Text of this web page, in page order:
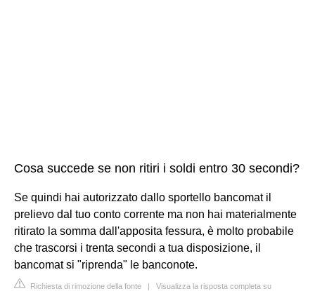
Cosa succede se non ritiri i soldi entro 30 secondi?
Se quindi hai autorizzato dallo sportello bancomat il
prelievo dal tuo conto corrente ma non hai materialmente
ritirato la somma dall'apposita fessura, è molto probabile
che trascorsi i trenta secondi a tua disposizione, il
bancomat si "riprenda" le banconote.
Richiesta di rimozione della fonte | Visualizza la risposta completa su